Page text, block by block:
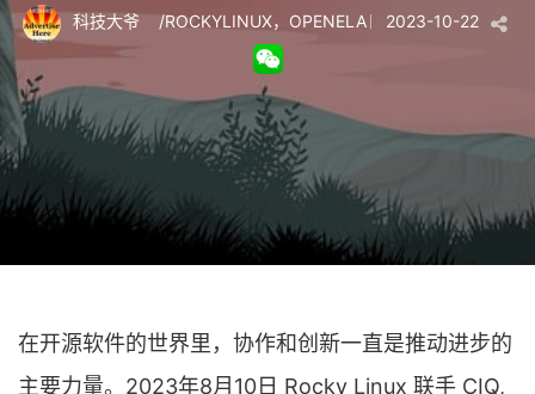
科技大爷 /ROCKYLINUX， OPENELA 2023-10-22
在开源软件的世界里，协作和创新一直是推动进步的
主要力量。2023年8月10日 Rocky Linux 联手 CIQ,